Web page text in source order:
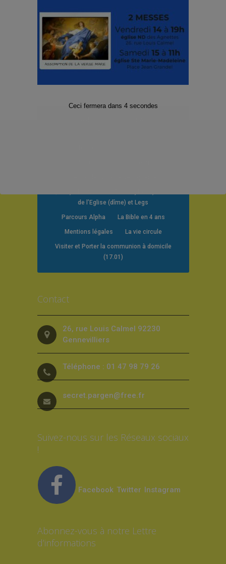
catholique,collège, collégiens,Edouard
Vaillant,Gennevilliers ,Guy Mocquet,Pasteur
0 commentaires
de l’Eglise (dîme) et Legs
Parcours Alpha La Bible en 4 ans
Mentions légales La vie circule
Visiter et Porter la communion à domicile
(17.01)
Contact
26, rue Louis Calmel 92230
Gennevilliers
Téléphone : 01 47 98 79 26
secret.pargen@free.fr
Suivez-nous sur les Réseaux sociaux
!
Facebook Twitter Instagram
Abonnez-vous à notre Lettre
d’informations
Ceci fermera dans 3secondes